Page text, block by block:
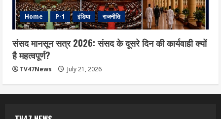
Home P-1 इंडिया राजनीति
संसद मानसून सत्र 2026: संसद के दूसरे दिन की कार्यवाही क्यों
है महत्वपूर्ण?
TV47News July 21, 2026